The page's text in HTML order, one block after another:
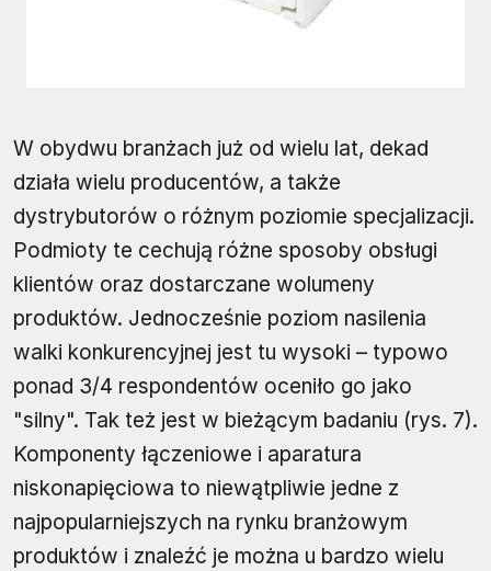
W obydwu branżach już od wielu lat, dekad
działa wielu producentów, a także
dystrybutorów o różnym poziomie specjalizacji.
Podmioty te cechują różne sposoby obsługi
klientów oraz dostarczane wolumeny
produktów. Jednocześnie poziom nasilenia
walki konkurencyjnej jest tu wysoki – typowo
ponad 3/4 respondentów oceniło go jako
"silny". Tak też jest w bieżącym badaniu (rys. 7).
Komponenty łączeniowe i aparatura
niskonapięciowa to niewątpliwie jedne z
najpopularniejszych na rynku branżowym
produktów i znaleźć je można u bardzo wielu